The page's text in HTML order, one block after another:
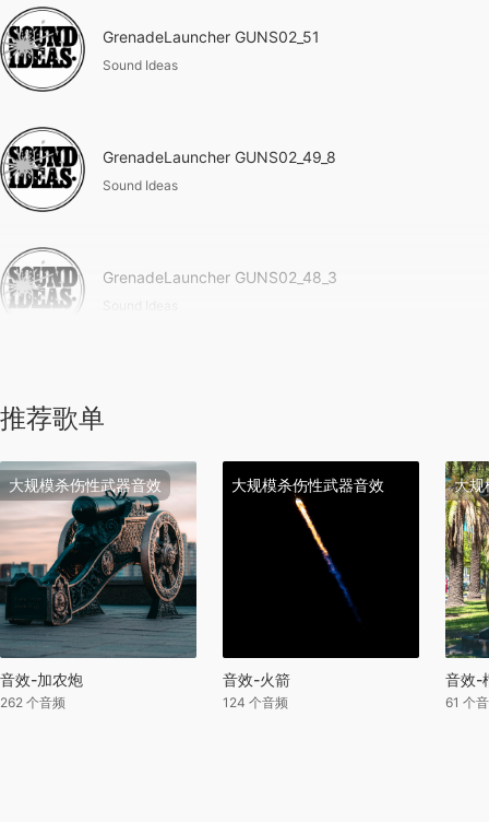
GrenadeLauncher GUNS02_51
Sound Ideas
GrenadeLauncher GUNS02_49_8
Sound Ideas
GrenadeLauncher GUNS02_48_3
推荐歌单
大规模杀伤性武器音效
音效-加农炮
262 个音频
大规模杀伤性武器音效
音效-火箭
124 个音频
大规
音效-
61 个